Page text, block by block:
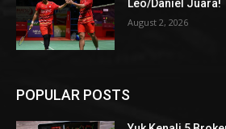
Leo/Daniel Juara!
August 2, 2026
POPULAR POSTS